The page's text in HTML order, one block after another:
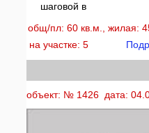
шаговой в
общ/пл: 60 кв.м., жилая:
на участке: 5
объект: № 1426 дата: